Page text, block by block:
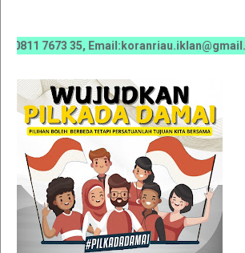
7673 35, Email:koranriau.iklan@gmail.com